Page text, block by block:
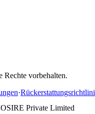
vorbehalten.
·
Private Limited